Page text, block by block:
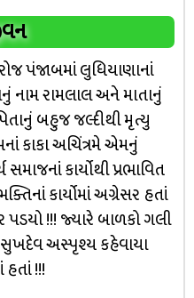
પંજાબમાં લુધિયાણાનાં
નામ રામલાલ અને માતાનું
બહુજ જલ્દીથી મૃત્યુ
કાકા અચિંત્રમે એમનું
કાર્યોથી પ્રભાવિત
કાર્યોમાં અગ્રેસર હતાં
!!! જ્યારે બાળકો ગલી
સુખદેવ અસ્પૃશ્ય કહેવાયા
હતાં !!!